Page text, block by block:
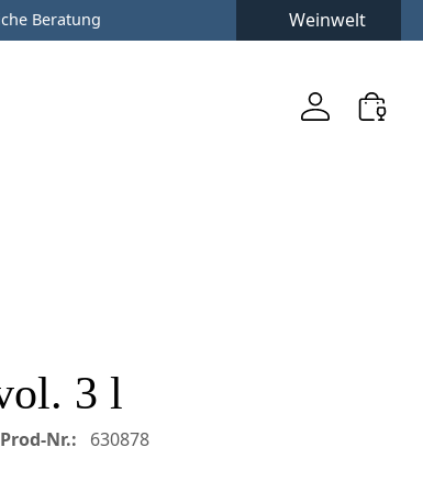
Beratung Weinwelt
3 l
Prod-Nr.: 630878